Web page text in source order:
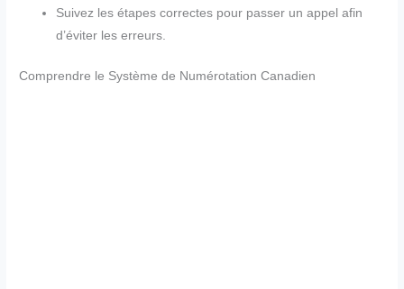
Suivez les étapes correctes pour passer un appel afin
d’éviter les erreurs.
Comprendre le Système de Numérotation Canadien